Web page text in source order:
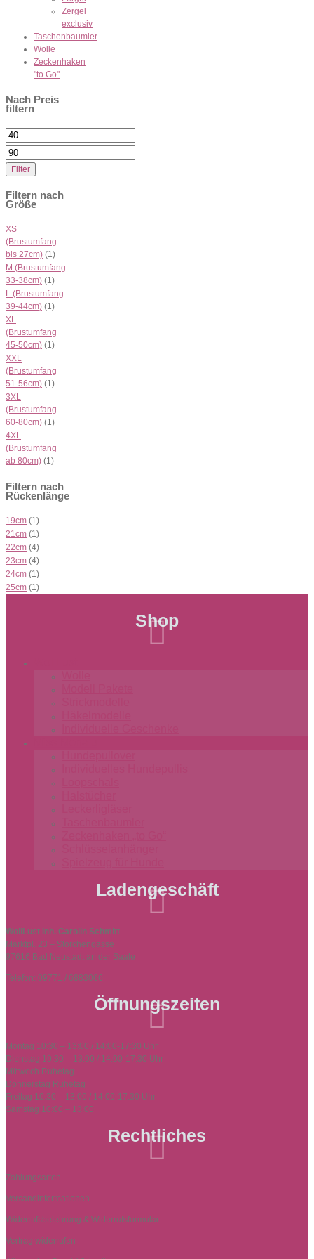
Zergel
exclusiv
Taschenbaumler
Wolle
Zeckenhaken
"to Go"
Nach Preis
filtern
Min.
Preis
Max.
Preis
Filter
Filtern nach
Größe
XS
(Brustumfang
bis 27cm) (1)
M (Brustumfang
33-38cm) (1)
L (Brustumfang
39-44cm) (1)
XL
(Brustumfang
45-50cm) (1)
XXL
(Brustumfang
51-56cm) (1)
3XL
(Brustumfang
60-80cm) (1)
4XL
(Brustumfang
ab 80cm) (1)
Filtern nach
Rückenlänge
19cm (1)
21cm (1)
22cm (4)
23cm (4)
24cm (1)
25cm (1)
Shop

Ladengeschäft

WollLust Inh. Carolin Schmitt
Marktpl. 23 – Storchengasse
97616 Bad Neustadt an der Saale
Telefon: 09771 / 6883066
Öffnungszeiten

Montag 10:30 – 13:00 / 14:00-17:30 Uhr
Dienstag 10:30 – 13:00 / 14:00-17:30 Uhr
Mittwoch Ruhetag
Donnerstag Ruhetag
Freitag 10:30 – 13:00 / 14:00-17:30 Uhr
Samstag 10:00 – 13:00
Rechtliches

Zahlungsarten
Versandinformationen
Widerrufsbelehrung & Widerrufsformular
Vertrag widerrufen